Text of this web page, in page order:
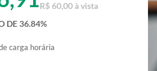
R$ 60,00 à vista
DE 36.84%
carga horária